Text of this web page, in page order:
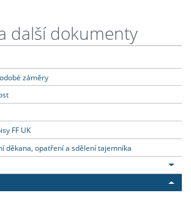
další dokumenty
záměry
FF UK
děkana, opatření a sdělení tajemníka